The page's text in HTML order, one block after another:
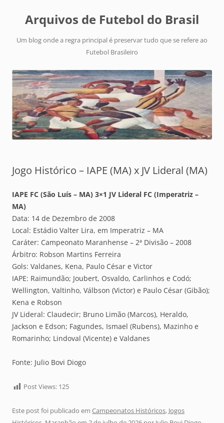
Arquivos de Futebol do Brasil
Um blog onde a regra principal é preservar tudo que se refere ao
Futebol Brasileiro
Jogo Histórico – IAPE (MA) x JV Lideral (MA)
IAPE FC (São Luís – MA) 3×1 JV Lideral FC (Imperatriz –
MA)
Data: 14 de Dezembro de 2008
Local: Estádio Valter Lira, em Imperatriz – MA
Caráter: Campeonato Maranhense – 2ª Divisão – 2008
Árbitro: Robson Martins Ferreira
Gols: Valdanes, Kena, Paulo César e Victor
IAPE: Raimundão; Joubert, Osvaldo, Carlinhos e Codó;
Wellington, Valtinho, Válbson (Victor) e Paulo César (Gibão);
Kena e Robson
JV Lideral: Claudecir; Bruno Limão (Marcos), Heraldo,
Jackson e Edson; Fagundes, Ismael (Rubens), Mazinho e
Romarinho; Lindoval (Vicente) e Valdanes
Fonte: Julio Bovi Diogo
Post Views: 125
Este post foi publicado em Campeonatos Históricos, Jogos